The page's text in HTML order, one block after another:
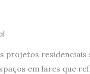
projetos
em lares que